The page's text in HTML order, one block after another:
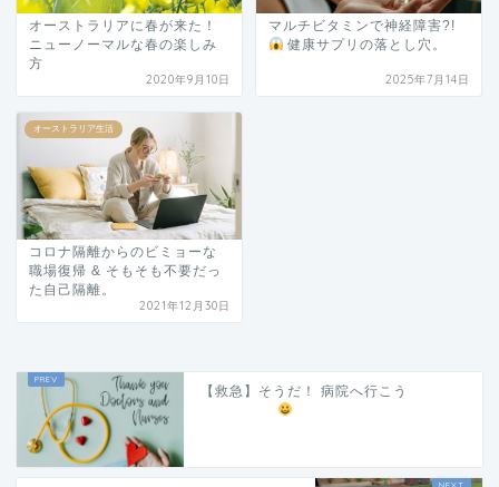
オーストラリアに春が来た！
ニューノーマルな春の楽しみ
方
2020年9月10日
マルチビタミンで神経障害?!
健康サプリの落とし穴。
2025年7月14日
オーストラリア生活
コロナ隔離からのビミョーな
職場復帰 & そもそも不要だっ
た自己隔離。
2021年12月30日
【救急】そうだ！ 病院へ行こう